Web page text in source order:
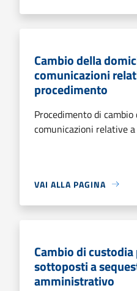
Cambio della
comunicazioni
procedimento
Procedimento di
comunicazioni relative
VAI ALLA PAGINA
Cambio di
sottoposti a
amministrativo